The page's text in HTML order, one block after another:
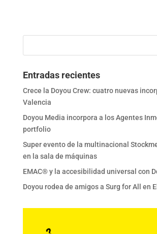
Entradas recientes
Crece la Doyou Crew: cuatro nuevas
Valencia
Doyou Media incorpora a los Agentes
portfolio
Super evento de la multinacional
en la sala de máquinas
EMAC® y la accesibilidad universal con
Doyou rodea de amigos a Surg for All en